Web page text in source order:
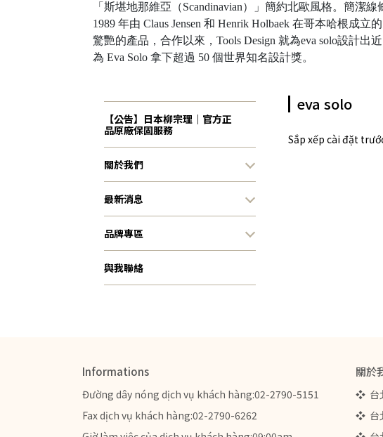
「斯堪地那維亞（Scandinavian）」簡約北歐風格。簡潔
1989 年由 Claus Jensen 和 Henrik Holbaek 在哥本哈根成
驚艷的產品，合作以來，Tools Design 就為eva solo設計
為 Eva Solo 拿下超過 50 個世界知名設計獎。
【公告】日本柳宗理｜官方正
品原廠保固服務
關於我們
最新消息
品牌專區
與我聯絡
eva solo
Sắp xếp cài đặt
Informations
Đường dây nóng dịch vụ khách hàng:02-2790-5151
Fax dịch vụ khách hàng:02-2790-6262
關於
❖  台
❖  台